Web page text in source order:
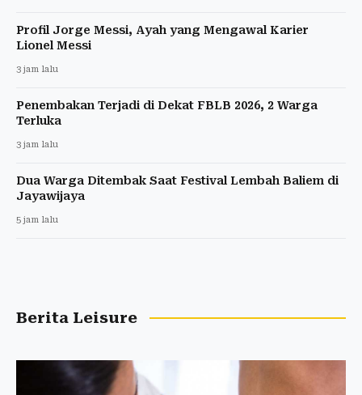
Profil Jorge Messi, Ayah yang Mengawal Karier
Lionel Messi
3 jam lalu
Penembakan Terjadi di Dekat FBLB 2026, 2 Warga
Terluka
3 jam lalu
Dua Warga Ditembak Saat Festival Lembah Baliem di
Jayawijaya
5 jam lalu
Berita Leisure